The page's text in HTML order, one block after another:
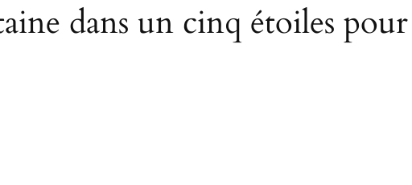
dans un cinq étoiles